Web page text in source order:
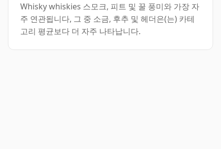
Whisky whiskies 스모크, 피트 및 꿀 풍미와 가장 자
주 연관됩니다, 그 중 소금, 후추 및 헤더은(는) 카테
고리 평균보다 더 자주 나타납니다.